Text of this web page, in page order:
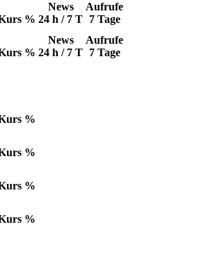
%
News
24 h / 7 T
Aufrufe
7 Tage
%
News
24 h / 7 T
Aufrufe
7 Tage
%
%
%
%